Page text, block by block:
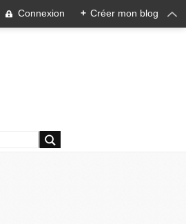
Connexion + Créer mon blog